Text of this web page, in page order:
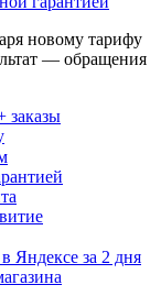
новому тарифу
— обращения
Яндексе за 2 дня